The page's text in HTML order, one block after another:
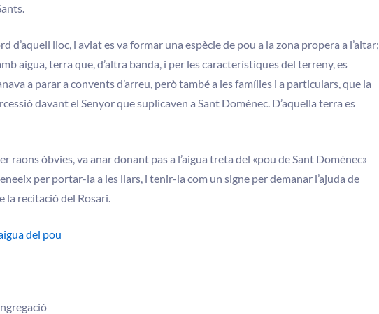
d’aquell lloc, i aviat es va formar una espècie de pou a la zona propera a l’altar;
aigua, terra que, d’altra banda, i per les característiques del terreny, es
a parar a convents d’arreu, però també a les famílies i a particulars, que la
davant el Senyor que suplicaven a Sant Domènec. D’aquella terra es
raons òbvies, va anar donant pas a l’aigua treta del «pou de Sant Domènec»
per portar-la a les llars, i tenir-la com un signe per demanar l’ajuda de
recitació del Rosari.
del pou